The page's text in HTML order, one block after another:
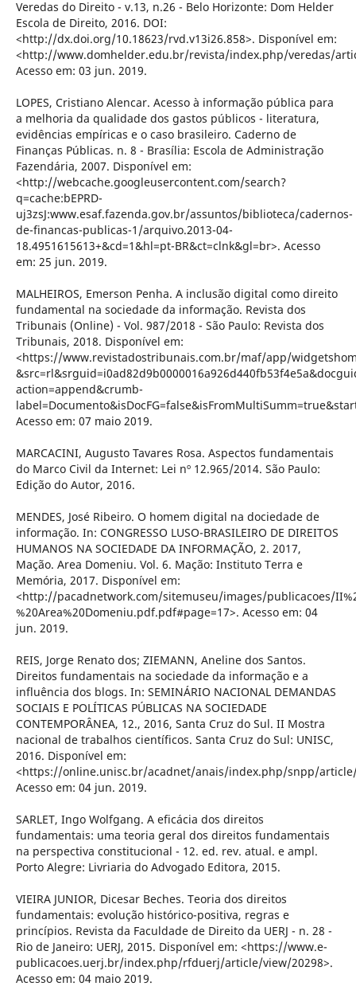
Veredas do Direito - v.13, n.26 - Belo Horizonte: Dom Helder
Escola de Direito, 2016. DOI:
<http://dx.doi.org/10.18623/rvd.v13i26.858>. Disponível em:
<http://www.domhelder.edu.br/revista/index.php/veredas/
Acesso em: 03 jun. 2019.
LOPES, Cristiano Alencar. Acesso à informação pública para
a melhoria da qualidade dos gastos públicos - literatura,
evidências empíricas e o caso brasileiro. Caderno de
Finanças Públicas. n. 8 - Brasília: Escola de Administração
Fazendária, 2007. Disponível em:
<http://webcache.googleusercontent.com/search?
q=cache:bEPRD-
uj3zsJ:www.esaf.fazenda.gov.br/assuntos/biblioteca/cadernos-
de-financas-publicas-1/arquivo.2013-04-
18.4951615613+&cd=1&hl=pt-BR&ct=clnk&gl=br>. Acesso
em: 25 jun. 2019.
MALHEIROS, Emerson Penha. A inclusão digital como direito
fundamental na sociedade da informação. Revista dos
Tribunais (Online) - Vol. 987/2018 - São Paulo: Revista dos
Tribunais, 2018. Disponível em:
<https://www.revistadostribunais.com.br/maf/app/
action=append&crumb-
Acesso em: 07 maio 2019.
MARCACINI, Augusto Tavares Rosa. Aspectos fundamentais
do Marco Civil da Internet: Lei nº 12.965/2014. São Paulo:
Edição do Autor, 2016.
MENDES, José Ribeiro. O homem digital na dociedade de
informação. In: CONGRESSO LUSO-BRASILEIRO DE DIREITOS
HUMANOS NA SOCIEDADE DA INFORMAÇÃO, 2. 2017,
Mação. Area Domeniu. Vol. 6. Mação: Instituto Terra e
Memória, 2017. Disponível em:
<http://pacadnetwork.com/sitemuseu/images/publicacoes/
%20Area%20Domeniu.pdf.pdf#page=17>. Acesso em: 04
jun. 2019.
REIS, Jorge Renato dos; ZIEMANN, Aneline dos Santos.
Direitos fundamentais na sociedade da informação e a
influência dos blogs. In: SEMINÁRIO NACIONAL DEMANDAS
SOCIAIS E POLÍTICAS PÚBLICAS NA SOCIEDADE
CONTEMPORÂNEA, 12., 2016, Santa Cruz do Sul. II Mostra
nacional de trabalhos científicos. Santa Cruz do Sul: UNISC,
2016. Disponível em:
<https://online.unisc.br/acadnet/anais/index.php/snpp/
Acesso em: 04 jun. 2019.
SARLET, Ingo Wolfgang. A eficácia dos direitos
fundamentais: uma teoria geral dos direitos fundamentais
na perspectiva constitucional - 12. ed. rev. atual. e ampl.
Porto Alegre: Livriaria do Advogado Editora, 2015.
VIEIRA JUNIOR, Dicesar Beches. Teoria dos direitos
fundamentais: evolução histórico-positiva, regras e
princípios. Revista da Faculdade de Direito da UERJ - n. 28 -
Rio de Janeiro: UERJ, 2015. Disponível em: <https://www.e-
publicacoes.uerj.br/index.php/rfduerj/article/view/20298>.
Acesso em: 04 maio 2019.